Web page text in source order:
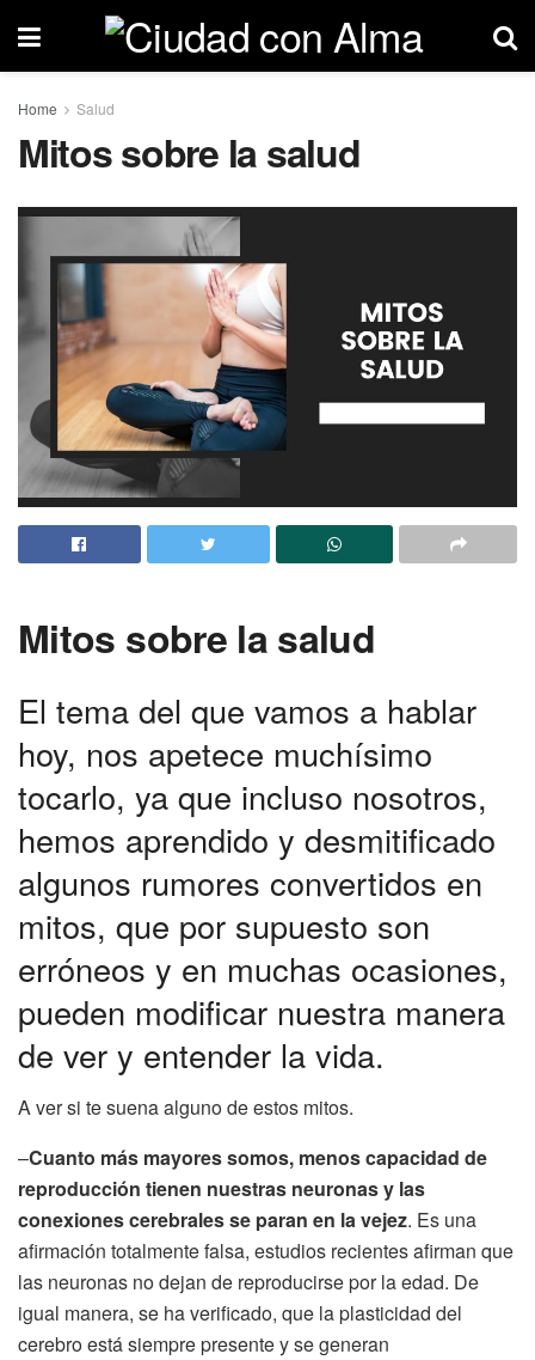
Home Salud
Mitos sobre la salud
Mitos sobre la salud
El tema del que vamos a hablar
hoy, nos apetece muchísimo
tocarlo, ya que incluso nosotros,
hemos aprendido y desmitificado
algunos rumores convertidos en
mitos, que por supuesto son
erróneos y en muchas ocasiones,
pueden modificar nuestra manera
de ver y entender la vida.
A ver si te suena alguno de estos mitos.
–Cuanto más mayores somos, menos capacidad de
reproducción tienen nuestras neuronas y las
conexiones cerebrales se paran en la vejez. Es una
afirmación totalmente falsa, estudios recientes afirman que
las neuronas no dejan de reproducirse por la edad. De
igual manera, se ha verificado, que la plasticidad del
cerebro está siempre presente y se generan